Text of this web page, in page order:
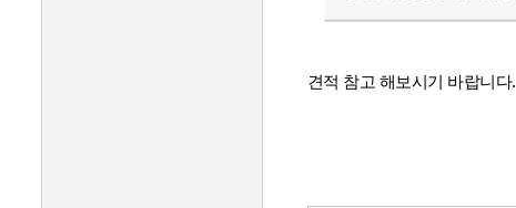
견적 참고 해보시기 바랍니다.